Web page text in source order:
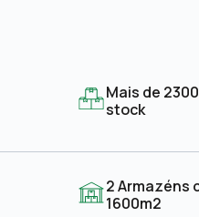
Mais de
stock
2 Armazéns
1600m2